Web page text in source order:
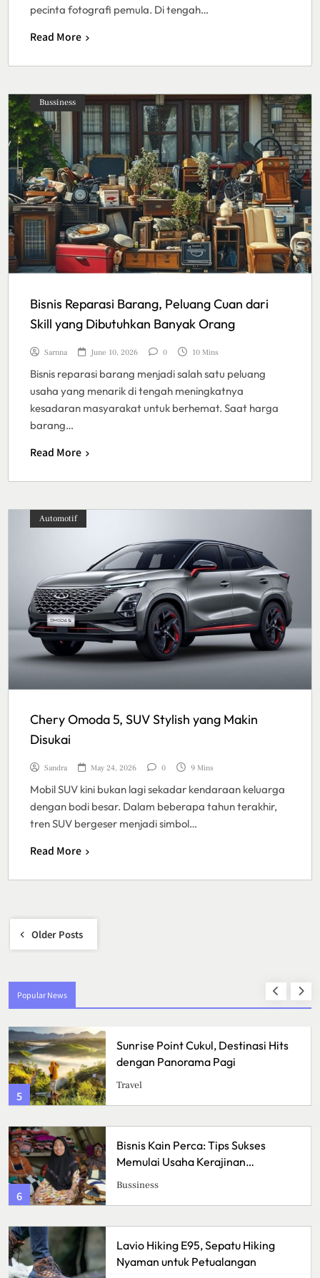
pecinta fotografi pemula. Di tengah…
Read More
Bussiness
Bisnis Reparasi Barang, Peluang Cuan dari
Skill yang Dibutuhkan Banyak Orang
Sarnna June 10, 2026 0 10 Mins
Bisnis reparasi barang menjadi salah satu peluang
usaha yang menarik di tengah meningkatnya
kesadaran masyarakat untuk berhemat. Saat harga
barang…
Read More
Automotif
Chery Omoda 5, SUV Stylish yang Makin
Disukai
Sandra May 24, 2026 0 9 Mins
Mobil SUV kini bukan lagi sekadar kendaraan keluarga
dengan bodi besar. Dalam beberapa tahun terakhir,
tren SUV bergeser menjadi simbol…
Read More
Posts
navigation
Older Posts
Popular News
5
Sunrise Point Cukul, Destinasi Hits
dengan Panorama Pagi
Travel
6
Bisnis Kain Perca: Tips Sukses
Memulai Usaha Kerajinan
Handmade
Bussiness
Lavio Hiking E95, Sepatu Hiking
Nyaman untuk Petualangan